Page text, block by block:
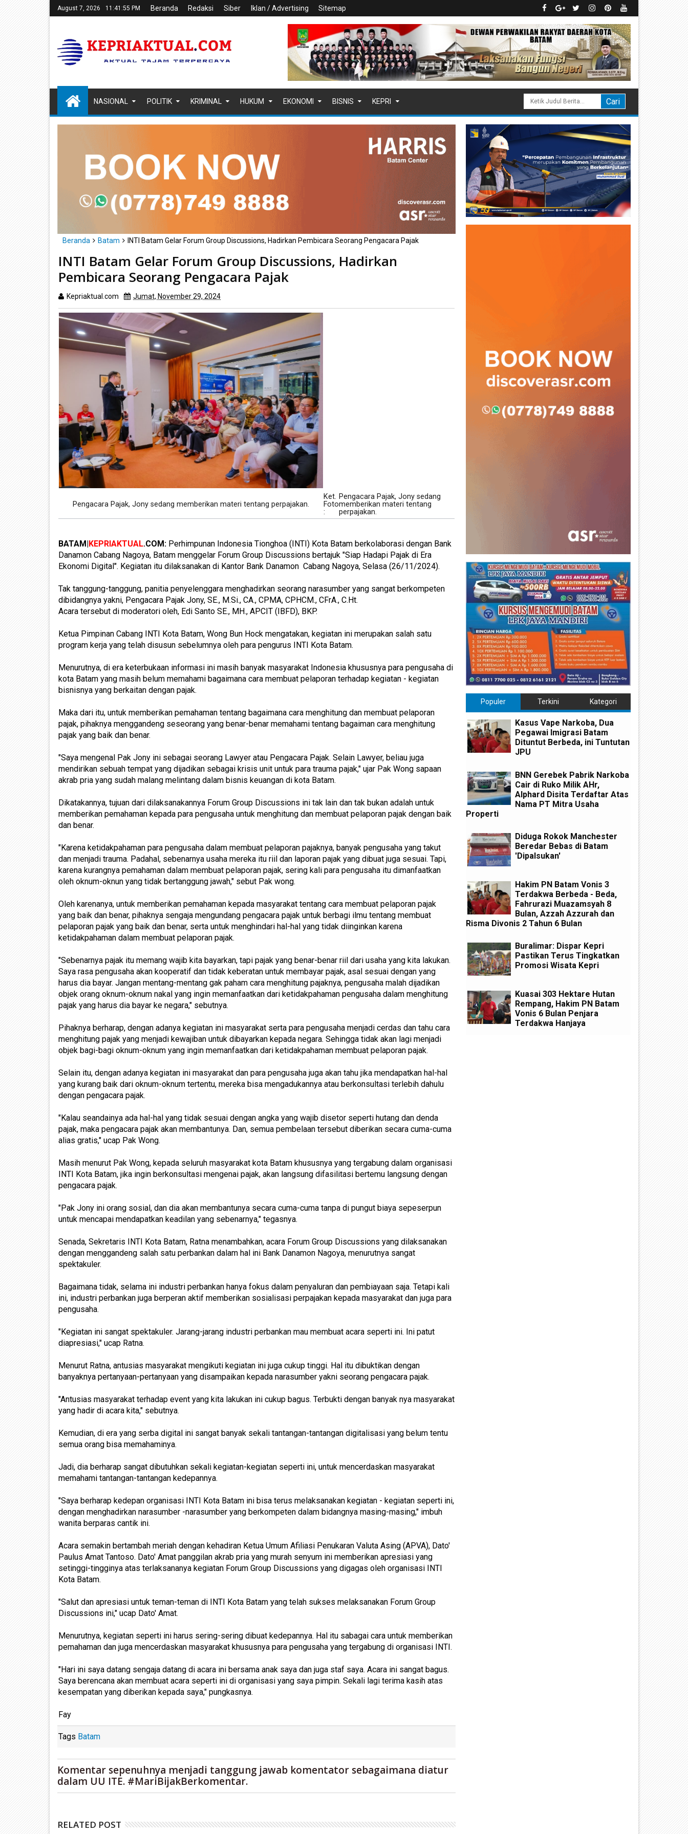
August 7, 2026 11:41:56 PM Beranda Redaksi Siber Iklan / Advertising Sitemap
NASIONAL POLITIK KRIMINAL HUKUM EKONOMI BISNIS KEPRI
Beranda Batam INTI Batam Gelar Forum Group Discussions, Hadirkan Pembicara Seorang Pengacara Pajak
INTI Batam Gelar Forum Group Discussions, Hadirkan
Pembicara Seorang Pengacara Pajak
Kepriaktual.com Jumat, November 29, 2024
Pengacara Pajak, Jony sedang memberikan materi tentang perpajakan.
Ket.
Foto
:
Pengacara Pajak, Jony sedang
memberikan materi tentang
perpajakan.
BATAM|KEPRIAKTUAL.COM: Perhimpunan Indonesia Tionghoa (INTI) Kota Batam berkolaborasi dengan Bank
Danamon Cabang Nagoya, Batam menggelar Forum Group Discussions bertajuk "Siap Hadapi Pajak di Era
Ekonomi Digital". Kegiatan itu dilaksanakan di Kantor Bank Danamon Cabang Nagoya, Selasa (26/11/2024).
Tak tanggung-tanggung, panitia penyelenggara menghadirkan seorang narasumber yang sangat berkompeten
dibidangnya yakni, Pengacara Pajak Jony, SE., M.Si., CA., CPMA, CPHCM., CFrA., C.Ht.
Acara tersebut di moderatori oleh, Edi Santo SE., MH., APCIT (IBFD), BKP.
Ketua Pimpinan Cabang INTI Kota Batam, Wong Bun Hock mengatakan, kegiatan ini merupakan salah satu
program kerja yang telah disusun sebelumnya oleh para pengurus INTI Kota Batam.
Menurutnya, di era keterbukaan informasi ini masih banyak masyarakat Indonesia khususnya para pengusaha di
kota Batam yang masih belum memahami bagaimana cara membuat pelaporan terhadap kegiatan - kegiatan
bisnisnya yang berkaitan dengan pajak.
Maka dari itu, untuk memberikan pemahaman tentang bagaimana cara menghitung dan membuat pelaporan
pajak, pihaknya menggandeng seseorang yang benar-benar memahami tentang bagaiman cara menghitung
pajak yang baik dan benar.
"Saya mengenal Pak Jony ini sebagai seorang Lawyer atau Pengacara Pajak. Selain Lawyer, beliau juga
mendirikan sebuah tempat yang dijadikan sebagai krisis unit untuk para trauma pajak," ujar Pak Wong sapaan
akrab pria yang sudah malang melintang dalam bisnis keuangan di kota Batam.
Dikatakannya, tujuan dari dilaksanakannya Forum Group Discussions ini tak lain dan tak bukan adalah untuk
memberikan pemahaman kepada para pengusaha untuk menghitung dan membuat pelaporan pajak dengan baik
dan benar.
"Karena ketidakpahaman para pengusaha dalam membuat pelaporan pajaknya, banyak pengusaha yang takut
dan menjadi trauma. Padahal, sebenarnya usaha mereka itu riil dan laporan pajak yang dibuat juga sesuai. Tapi,
karena kurangnya pemahaman dalam membuat pelaporan pajak, sering kali para pengusaha itu dimanfaatkan
oleh oknum-oknun yang tidak bertanggung jawah," sebut Pak wong.
Oleh karenanya, untuk memberikan pemahaman kepada masyarakat tentang cara membuat pelaporan pajak
yang baik dan benar, pihaknya sengaja mengundang pengacara pajak untuk berbagi ilmu tentang membuat
pelaporan pajak yang baik dan benar, serta untuk menghindari hal-hal yang tidak diinginkan karena
ketidakpahaman dalam membuat pelaporan pajak.
"Sebenarnya pajak itu memang wajib kita bayarkan, tapi pajak yang benar-benar riil dari usaha yang kita lakukan.
Saya rasa pengusaha akan kooperatif dan tidak keberatan untuk membayar pajak, asal sesuai dengan yang
harus dia bayar. Jangan mentang-mentang gak paham cara menghitung pajaknya, pengusaha malah dijadikan
objek orang oknum-oknum nakal yang ingin memanfaatkan dari ketidakpahaman pengusaha dalam menghitung
pajak yang harus dia bayar ke negara," sebutnya.
Pihaknya berharap, dengan adanya kegiatan ini masyarakat serta para pengusaha menjadi cerdas dan tahu cara
menghitung pajak yang menjadi kewajiban untuk dibayarkan kepada negara. Sehingga tidak akan lagi menjadi
objek bagi-bagi oknum-oknum yang ingin memanfaatkan dari ketidakpahaman membuat pelaporan pajak.
Selain itu, dengan adanya kegiatan ini masyarakat dan para pengusaha juga akan tahu jika mendapatkan hal-hal
yang kurang baik dari oknum-oknum tertentu, mereka bisa mengadukannya atau berkonsultasi terlebih dahulu
dengan pengacara pajak.
"Kalau seandainya ada hal-hal yang tidak sesuai dengan angka yang wajib disetor seperti hutang dan denda
pajak, maka pengacara pajak akan membantunya. Dan, semua pembelaan tersebut diberikan secara cuma-cuma
alias gratis," ucap Pak Wong.
Masih menurut Pak Wong, kepada seluruh masyarakat kota Batam khususnya yang tergabung dalam organisasi
INTI Kota Batam, jika ingin berkonsultasi mengenai pajak, akan langsung difasilitasi bertemu langsung dengan
pengacara pajak.
"Pak Jony ini orang sosial, dan dia akan membantunya secara cuma-cuma tanpa di pungut biaya sepeserpun
untuk mencapai mendapatkan keadilan yang sebenarnya," tegasnya.
Senada, Sekretaris INTI Kota Batam, Ratna menambahkan, acara Forum Group Discussions yang dilaksanakan
dengan menggandeng salah satu perbankan dalam hal ini Bank Danamon Nagoya, menurutnya sangat
spektakuler.
Bagaimana tidak, selama ini industri perbankan hanya fokus dalam penyaluran dan pembiayaan saja. Tetapi kali
ini, industri perbankan juga berperan aktif memberikan sosialisasi perpajakan kepada masyarakat dan juga para
pengusaha.
"Kegiatan ini sangat spektakuler. Jarang-jarang industri perbankan mau membuat acara seperti ini. Ini patut
diapresiasi," ucap Ratna.
Menurut Ratna, antusias masyarakat mengikuti kegiatan ini juga cukup tinggi. Hal itu dibuktikan dengan
banyaknya pertanyaan-pertanyaan yang disampaikan kepada narasumber yakni seorang pengacara pajak.
"Antusias masyarakat terhadap event yang kita lakukan ini cukup bagus. Terbukti dengan banyak nya masyarakat
yang hadir di acara kita," sebutnya.
Kemudian, di era yang serba digital ini sangat banyak sekali tantangan-tantangan digitalisasi yang belum tentu
semua orang bisa memahaminya.
Jadi, dia berharap sangat dibutuhkan sekali kegiatan-kegiatan seperti ini, untuk mencerdaskan masyarakat
memahami tantangan-tantangan kedepannya.
"Saya berharap kedepan organisasi INTI Kota Batam ini bisa terus melaksanakan kegiatan - kegiatan seperti ini,
dengan menghadirkan narasumber -narasumber yang berkompeten dalam bidangnya masing-masing," imbuh
wanita berparas cantik ini.
Acara semakin bertambah meriah dengan kehadiran Ketua Umum Afiliasi Penukaran Valuta Asing (APVA), Dato'
Paulus Amat Tantoso. Dato' Amat panggilan akrab pria yang murah senyum ini memberikan apresiasi yang
setinggi-tingginya atas terlaksananya kegiatan Forum Group Discussions yang digagas oleh organisasi INTI
Kota Batam.
"Salut dan apresiasi untuk teman-teman di INTI Kota Batam yang telah sukses melaksanakan Forum Group
Discussions ini," ucap Dato' Amat.
Menurutnya, kegiatan seperti ini harus sering-sering dibuat kedepannya. Hal itu sabagai cara untuk memberikan
pemahaman dan juga mencerdaskan masyarakat khususnya para pengusaha yang tergabung di organisasi INTI.
"Hari ini saya datang sengaja datang di acara ini bersama anak saya dan juga staf saya. Acara ini sangat bagus.
Saya berencana akan membuat acara seperti ini di organisasi yang saya pimpin. Sekali lagi terima kasih atas
kesempatan yang diberikan kepada saya," pungkasnya.
Fay
Tags Batam
Komentar sepenuhnya menjadi tanggung jawab komentator sebagaimana diatur
dalam UU ITE. #MariBijakBerkomentar.
RELATED POST
Populer Terkini Kategori
Kasus Vape Narkoba, Dua
Pegawai Imigrasi Batam
Dituntut Berbeda, ini Tuntutan
JPU
BNN Gerebek Pabrik Narkoba
Cair di Ruko Milik AHr,
Alphard Disita Terdaftar Atas
Nama PT Mitra Usaha
Properti
Diduga Rokok Manchester
Beredar Bebas di Batam
'Dipalsukan'
Hakim PN Batam Vonis 3
Terdakwa Berbeda - Beda,
Fahrurazi Muazamsyah 8
Bulan, Azzah Azzurah dan
Risma Divonis 2 Tahun 6 Bulan
Buralimar: Dispar Kepri
Pastikan Terus Tingkatkan
Promosi Wisata Kepri
Kuasai 303 Hektare Hutan
Rempang, Hakim PN Batam
Vonis 6 Bulan Penjara
Terdakwa Hanjaya